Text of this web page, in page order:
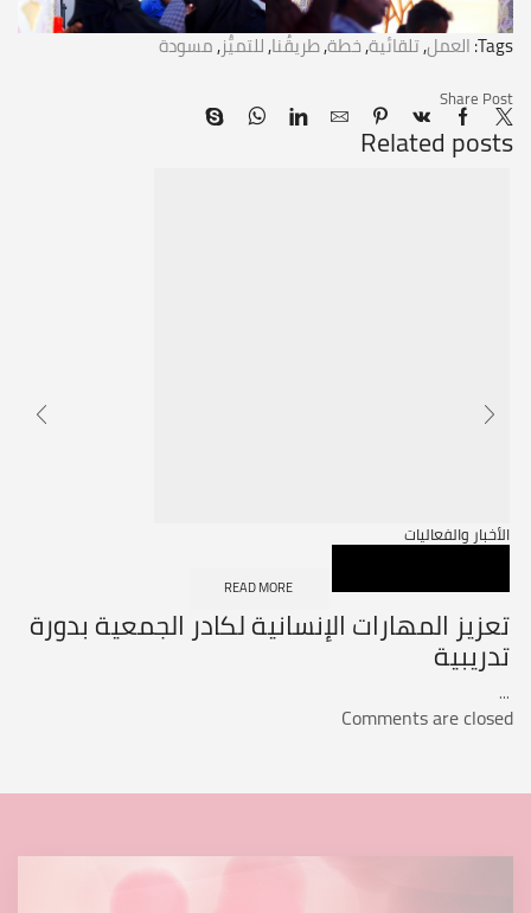
Tags: العمل,تلقائية,خطة,طريقُنا,للتميُّز,مسودة
Share Post
Related posts
الأخبار والفعاليات
READ MORE
تعزيز المهارات الإنسانية لكادر الجمعية بدورة
تدريبية
...
Comments are closed